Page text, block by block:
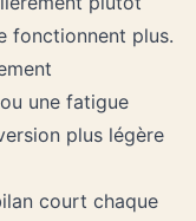
fonctionnent plus.
une fatigue
plus légère
court chaque